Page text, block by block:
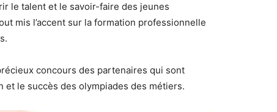
le talent et le savoir-faire des jeunes
mis l’accent sur la formation professionnelle
concours des partenaires qui sont
et le succès des olympiades des métiers.